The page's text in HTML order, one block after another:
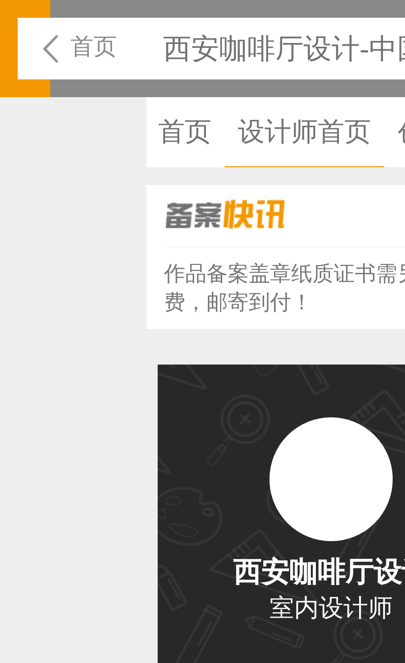
首页 西安咖啡厅设计-
首页 设计师首页
恭喜150****6483用户
恭喜133****6466用户
恭喜131****1475用户
恭喜133****8874用户
作品备案盖章纸质证书需
费，邮寄到付！
西安咖啡厅
室内设计师